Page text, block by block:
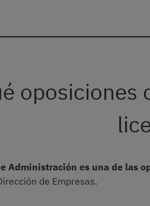
Administración es una de las
de Empresas.